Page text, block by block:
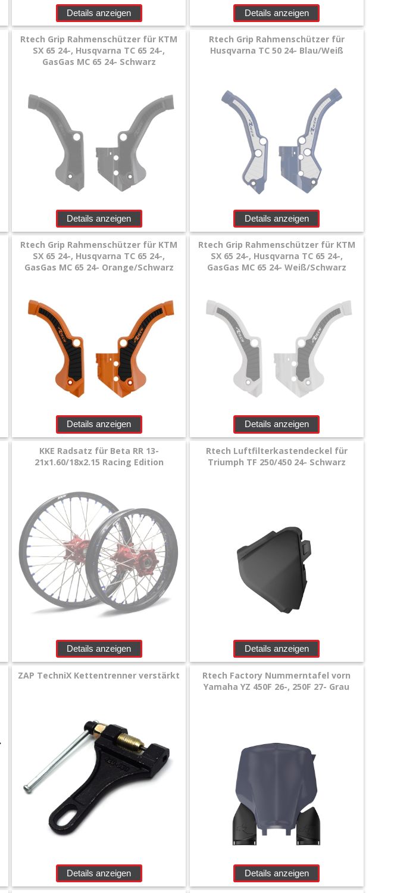
Details anzeigen Details anzeigen
Rtech Grip Rahmenschützer für KTM
SX 65 24-, Husqvarna TC 65 24-,
GasGas MC 65 24- Schwarz
Details anzeigen
Rtech Grip Rahmenschützer für
Husqvarna TC 50 24- Blau/Weiß
Details anzeigen
Rtech Grip Rahmenschützer für KTM
SX 65 24-, Husqvarna TC 65 24-,
GasGas MC 65 24- Orange/Schwarz
Details anzeigen
Rtech Grip Rahmenschützer für KTM
SX 65 24-, Husqvarna TC 65 24-,
GasGas MC 65 24- Weiß/Schwarz
Details anzeigen
KKE Radsatz für Beta RR 13-
21x1.60/18x2.15 Racing Edition
Details anzeigen
Rtech Luftfilterkastendeckel für
Triumph TF 250/450 24- Schwarz
Details anzeigen
ZAP TechniX Kettentrenner verstärkt
Details anzeigen
Rtech Factory Nummerntafel vorn
Yamaha YZ 450F 26-, 250F 27- Grau
Details anzeigen